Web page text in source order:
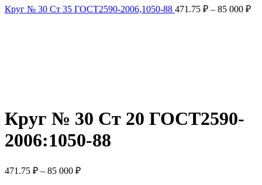
Круг № 30 Ст 35 ГОСТ2590-2006,1050-88 471.75 ₽ – 85 000 ₽
Круг № 30 Ст 20 ГОСТ2590-
2006:1050-88
471.75 ₽ – 85 000 ₽